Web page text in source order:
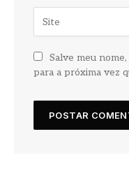
Salve meu
para a próxima vez